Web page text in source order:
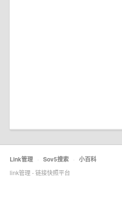
Link管理 · Sov5搜索 · 小百科
link管理 - 链接快照平台